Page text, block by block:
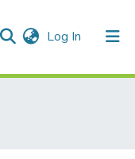
Log In (current)